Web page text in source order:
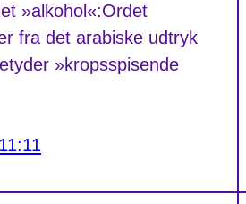
»alkohol«:Ordet
fra det arabiske udtryk
»kropsspisende